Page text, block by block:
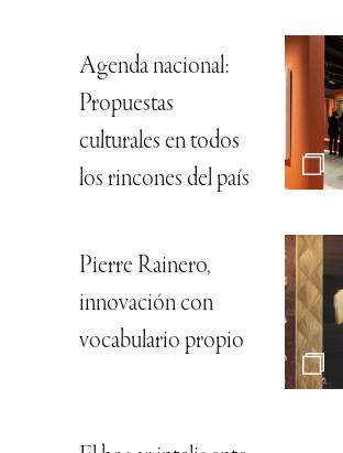
Agenda nacional:
Propuestas
culturales en todos
los rincones del país
Pierre Rainero,
innovación con
vocabulario propio